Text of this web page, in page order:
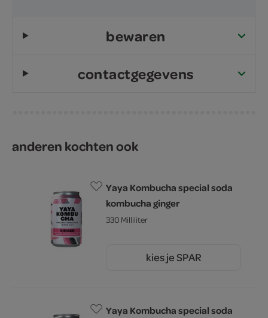
bewaren
contactgegevens
anderen kochten ook
Yaya Kombucha special soda
kombucha ginger
330 Milliliter
kies je SPAR
Yaya Kombucha special soda